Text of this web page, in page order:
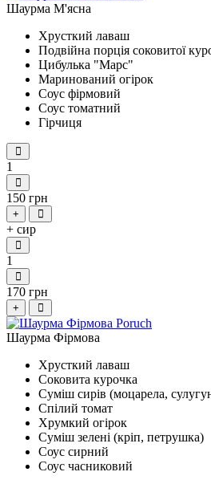
Шаурма М'ясна
Хрусткий лаваш
Подвійна порція соковитої
Цибулька "Марс"
Маринований огірок
Соус фірмовий
Соус томатний
Гірчиця
1
150 грн
+
+ сир
1
170 грн
+
Шаурма Фірмова
Хрусткий лаваш
Соковита курочка
Суміш сирів (моцарела,
Спілий томат
Хрумкий огірок
Суміш зелені (кріп, петрушка)
Соус сирний
Соус часниковий